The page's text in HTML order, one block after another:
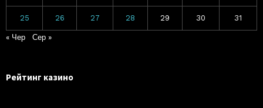
25 26 27 28 29 30 31
« Чер Сер »
Рейтинг казино